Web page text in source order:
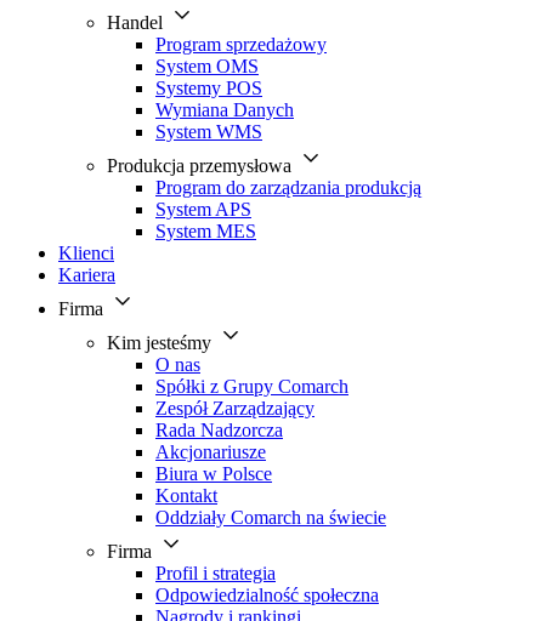
Handel
Program sprzedażowy
System OMS
Systemy POS
Wymiana Danych
System WMS
Produkcja przemysłowa
Program do zarządzania produkcją
System APS
System MES
Klienci
Kariera
Firma
Kim jesteśmy
O nas
Spółki z Grupy Comarch
Zespół Zarządzający
Rada Nadzorcza
Akcjonariusze
Biura w Polsce
Kontakt
Oddziały Comarch na świecie
Firma
Profil i strategia
Odpowiedzialność społeczna
Nagrody i rankingi